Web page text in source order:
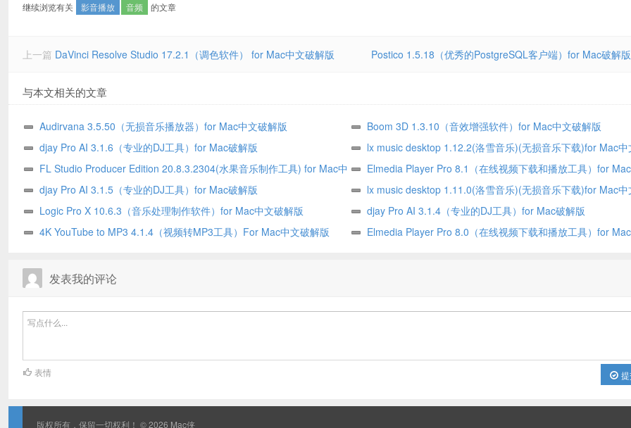
继续浏览有关 影音播放 音频 的文章
上一篇 DaVinci Resolve Studio 17.2.1（调色软件） for Mac中文破解版 Postico 1.5.18（优秀的PostgreSQL客户端）for Mac破解版
与本文相关的文章
Audirvana 3.5.50（无损音乐播放器）for Mac中文破解版
Boom 3D 1.3.10（音效增强软件）for Mac中文破解版
djay Pro AI 3.1.6（专业的DJ工具）for Mac破解版
lx music desktop 1.12.2(洛雪音乐)(无损音乐下载)for Mac中
FL Studio Producer Edition 20.8.3.2304(水果音乐制作工具) for Mac中
文破解版
Elmedia Player Pro 8.1（在线视频下载和播放工具）for
版
djay Pro AI 3.1.5（专业的DJ工具）for Mac破解版
lx music desktop 1.11.0(洛雪音乐)(无损音乐下载)for Mac中
Logic Pro X 10.6.3（音乐处理制作软件）for Mac中文破解版
djay Pro AI 3.1.4（专业的DJ工具）for Mac破解版
4K YouTube to MP3 4.1.4（视频转MP3工具）For Mac中文破解版
Elmedia Player Pro 8.0（在线视频下载和播放工具）for
发表我的评论
表情
版权所有，保留一切权利！ © 2026 Mac侠